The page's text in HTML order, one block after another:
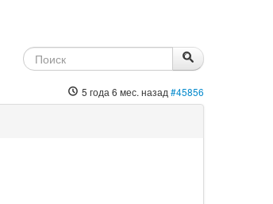
5 года 6 мес. назад #45856